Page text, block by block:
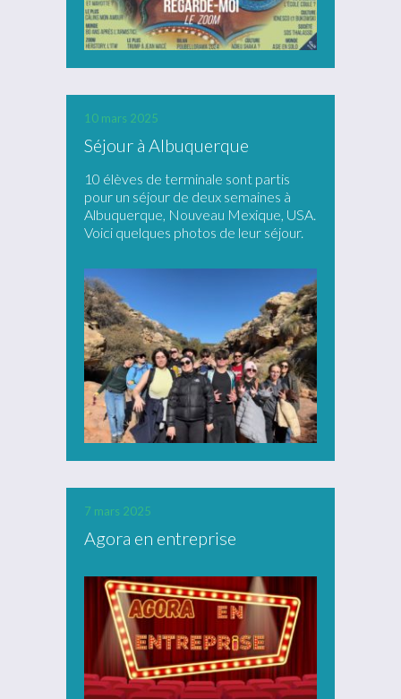
10 mars 2025
Séjour à Albuquerque
10 élèves de terminale sont partis
pour un séjour de deux semaines à
Albuquerque, Nouveau Mexique, USA.
Voici quelques photos de leur séjour.
7 mars 2025
Agora en entreprise